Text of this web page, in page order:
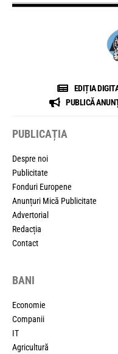
EDIȚIA
PUBLICĂ
PUBLICAȚIA
Despre noi
Publicitate
Fonduri Europene
Anunțuri Mică Publicitate
Advertorial
Redacția
Contact
BANI
Economie
Companii
IT
Agricultură